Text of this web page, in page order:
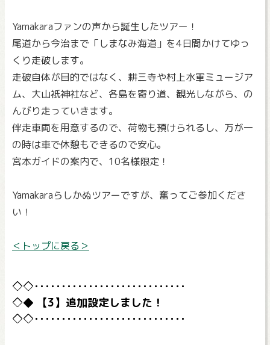
Yamakaraファンの声から誕生したツアー！
尾道から今治まで「しまなみ海道」を4日間かけてゆっ
くり走破します。
走破自体が目的ではなく、耕三寺や村上水軍ミュージア
ム、大山祇神社など、各島を寄り道、観光しながら、の
んびり走っていきます。
伴走車両を用意するので、荷物も預けられるし、万が一
の時は車で休憩もできるので安心。
宮本ガイドの案内で、10名様限定！
Yamakaraらしかぬツアーですが、奮ってご参加くださ
い！
＜トップに戻る＞
【3】追加設定しました！